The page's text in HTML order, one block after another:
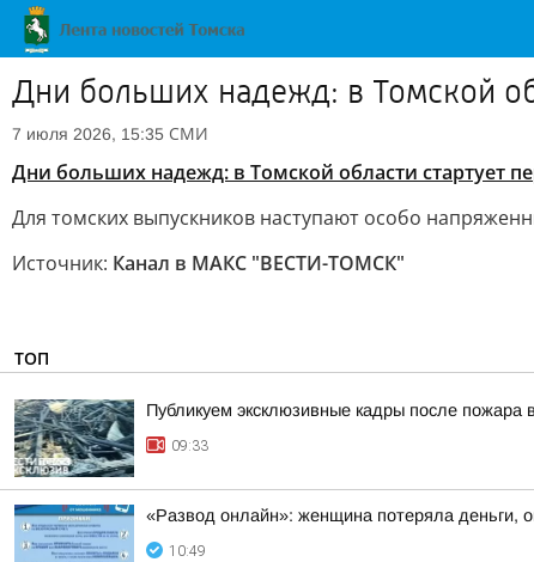
Дни больших надежд: в Томской
7 июля 2026, 15:35 СМИ
Дни больших надежд: в Томской области стартует
Для томских выпускников наступают особо
Источник: Канал в МАКС "ВЕСТИ-ТОМСК"
ТОП
Публикуем эксклюзивные кадры после пожара
09:33
«Развод онлайн»: женщина потеряла деньги,
10:49